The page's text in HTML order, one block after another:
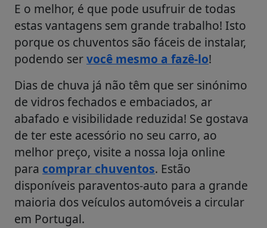
E o melhor, é que pode usufruir de todas
estas vantagens sem grande trabalho! Isto
porque os chuventos são fáceis de instalar,
podendo servocê mesmo a fazê-lo!
Dias de chuva já não têm que ser sinónimo
de vidros fechados e embaciados, ar
abafado e visibilidade reduzida! Se gostava
de ter este acessório no seu carro, ao
melhor preço, visite a nossa loja online
para comprar chuventos. Estão
disponíveis paraventos-auto para a grande
maioria dos veículos automóveis a circular
em Portugal.